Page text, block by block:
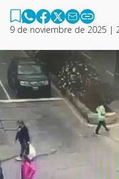
9 de noviembre de 2025 |